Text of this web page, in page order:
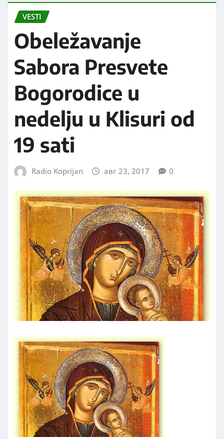
VESTI
Obeležavanje
Sabora Presvete
Bogorodice u
nedelju u Klisuri od
19 sati
Radio Koprijan авг 23, 2017 0